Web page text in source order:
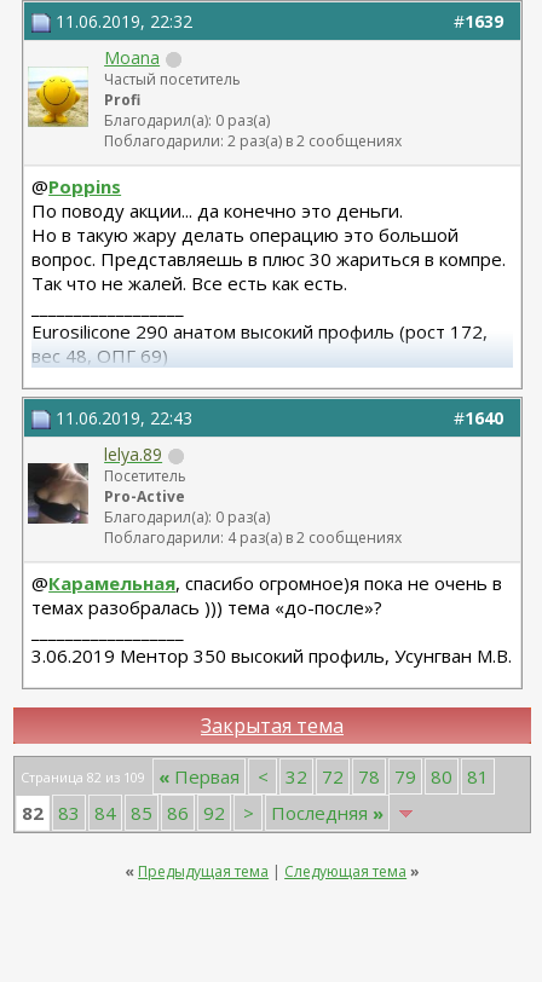
#1639
11.06.2019, 22:32
Moana
Частый посетитель
Profi
Благодарил(а): 0 раз(а)
Поблагодарили: 2 раз(а) в 2 сообщениях
@Poppins
По поводу акции... да конечно это деньги.
Но в такую жару делать операцию это большой
вопрос. Представляешь в плюс 30 жариться в компре.
Так что не жалей. Все есть как есть.
Eurosilicone 290 анатом высокий профиль (рост 172,
вес 48, ОПГ 69)
#1640
11.06.2019, 22:43
lelya.89
Посетитель
Pro-Active
Благодарил(а): 0 раз(а)
Поблагодарили: 4 раз(а) в 2 сообщениях
@Карамельная, спасибо огромное)я пока не очень в
темах разобралась ))) тема «до-после»?
3.06.2019 Ментор 350 высокий профиль, Усунгван М.В.
Закрытая тема
Страница 82 из 109 « Первая < 32 72 78 79 80
81
82 83 84 85 86 92 > Последняя »
« Предыдущая тема | Следующая тема »